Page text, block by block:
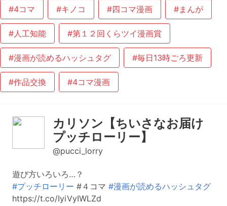
#4コマ #キノコ #四コマ漫画 #まんが
#人工知能 #第１２回くらツイ漫画賞
#漫画が読めるハッシュタグ #毎日13時ごろ更新
#作品交換 #4コマ漫画
カリソン【ちいさなお届け
プッチローリー】
@pucci_lorry
遊び方いろいろ…？
#プッチローリー #４コマ #漫画が読めるハッシュタグ
https://t.co/IyiVyIWLZd